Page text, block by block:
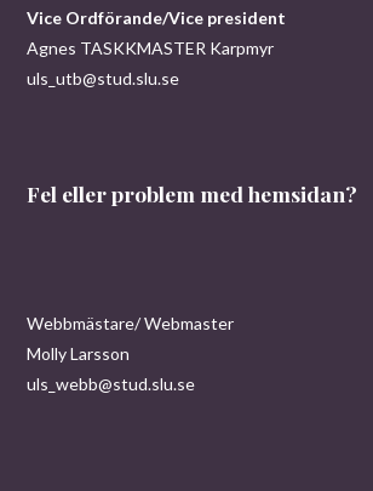
Vice Ordförande/Vice president
Agnes TASKKMASTER Karpmyr
uls_utb@stud.slu.se
Fel eller problem med hemsidan?
Webbmästare/ Webmaster
Molly Larsson
uls_webb@stud.slu.se